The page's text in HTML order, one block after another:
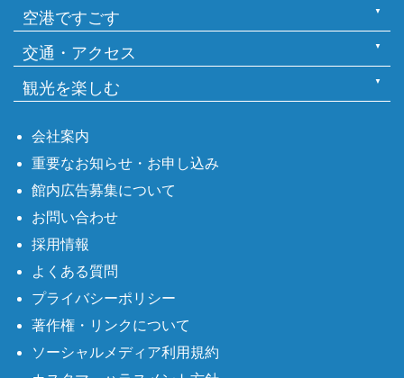
会社案内
重要なお知らせ・お申し込み
館内広告募集について
お問い合わせ
採用情報
よくある質問
プライバシーポリシー
著作権・リンクについて
ソーシャルメディア利用規約
空港ですごす
交通・アクセス
観光を楽しむ